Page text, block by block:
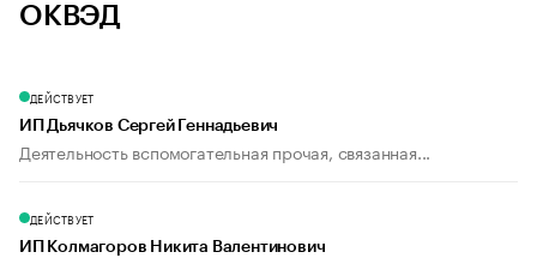
ОКВЭД
ДЕЙСТВУЕТ
ИП Дьячков Сергей Геннадьевич
Деятельность вспомогательная прочая, связанная...
ДЕЙСТВУЕТ
ИП Колмагоров Никита Валентинович